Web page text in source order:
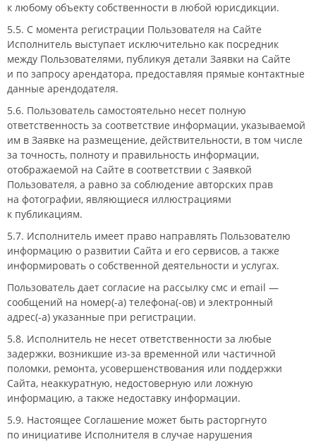
к любому объекту собственности в любой юрисдикции.
5.5. С момента регистрации Пользователя на Сайте
Исполнитель выступает исключительно как посредник
между Пользователями, публикуя детали Заявки на Сайте
и по запросу арендатора, предоставляя прямые контактные
данные арендодателя.
5.6. Пользователь самостоятельно несет полную
ответственность за соответствие информации, указываемой
им в Заявке на размещение, действительности, в том числе
за точность, полноту и правильность информации,
отображаемой на Сайте в соответствии с Заявкой
Пользователя, а равно за соблюдение авторских прав
на фотографии, являющиеся иллюстрациями
к публикациям.
5.7. Исполнитель имеет право направлять Пользователю
информацию о развитии Сайта и его сервисов, а также
информировать о собственной деятельности и услугах.
Пользователь дает согласие на рассылку смс и email —
сообщений на номер(-а) телефона(-ов) и электронный
адрес(-а) указанные при регистрации.
5.8. Исполнитель не несет ответственности за любые
задержки, возникшие из-за временной или частичной
поломки, ремонта, усовершенствования или поддержки
Сайта, неаккуратную, недостоверную или ложную
информацию, а также недоставку информации.
5.9. Настоящее Соглашение может быть расторгнуто
по инициативе Исполнителя в случае нарушения